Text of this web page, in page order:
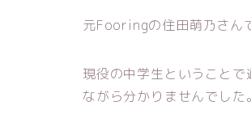
元Fooringの住田萌乃さん
現役の中学生ということ
ながら分かりませんでした。